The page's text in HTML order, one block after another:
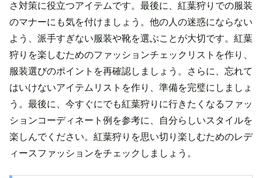
さ対策に役立つアイテムです。最後に、紅葉狩りでの服装
のマナーにも気を付けましょう。他の人の迷惑にならない
よう、派手すぎない服装や靴を選ぶことが大切です。紅葉
狩りを楽しむためのファッションチェックリストを作り、
服装選びのポイントを再確認しましょう。さらに、忘れて
はいけないアイテムリストを作り、準備を完璧にしましょ
う。最後に、今すぐにでも紅葉狩りに行きたくなるファッ
ションコーディネート例を参考に、自分らしいスタイルを
楽しんでください。紅葉狩りを思い切り楽しむためのレデ
ィースファッションをチェックしましょう。